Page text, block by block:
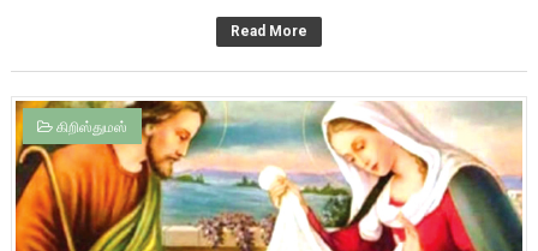
Read More
கிறிஸ்துமஸ்